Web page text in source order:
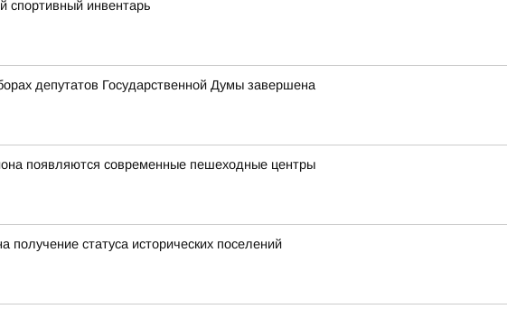
инвентарь
депутатов Государственной Думы завершена
появляются современные пешеходные центры
получение статуса исторических поселений